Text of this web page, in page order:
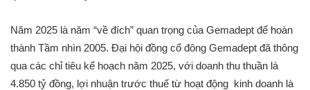
Năm 2025 là năm “về đích” quan trọng của Gemadept để hoàn
thành Tầm nhìn 2005. Đại hội đồng cổ đông Gemadept đã thông
qua các chỉ tiêu kế hoạch năm 2025, với doanh thu thuần là
4.850 tỷ đồng, lợi nhuận trước thuế từ hoạt động kinh doanh là